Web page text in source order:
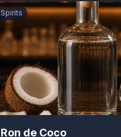
Spirits
Ron de Coco